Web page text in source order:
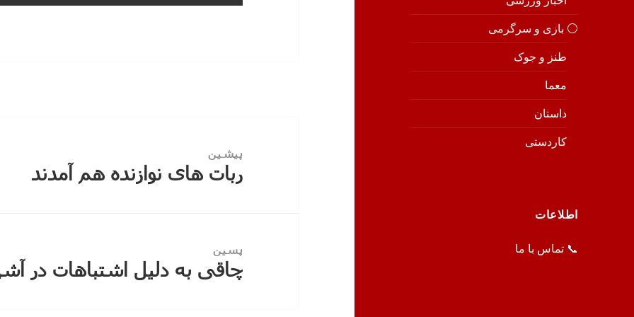
⚪️ بازی و سرگرمی
طنز و جوک
معما
داستان
کاردستی
اطلاعات
📞 تماس با ما
پیشین
نوشته
ربات های نوازنده هم آمدند
پسین
نوشته
چاقی به دلیل اشتباهات در